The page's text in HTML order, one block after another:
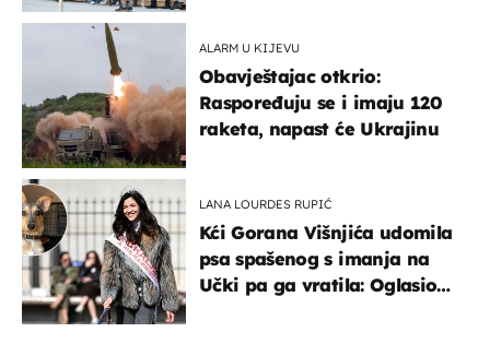
ALARM U KIJEVU
Obavještajac otkrio:
Raspoređuju se i imaju 120
raketa, napast će Ukrajinu
LANA LOURDES RUPIĆ
Kći Gorana Višnjića udomila
psa spašenog s imanja na
Učki pa ga vratila: Oglasio